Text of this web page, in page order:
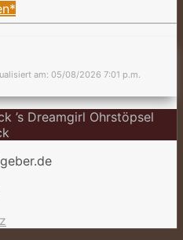
am: 05/08/2026 7:01 p.m.
’s Dreamgirl Ohrstöpsel